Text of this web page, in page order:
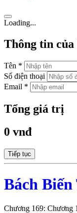
Loading...
Thông tin của
Tên *
Số điện thoại
Email *
Tổng giá trị
0 vnđ
Tiếp tục
Bách
Chương 169: Chương